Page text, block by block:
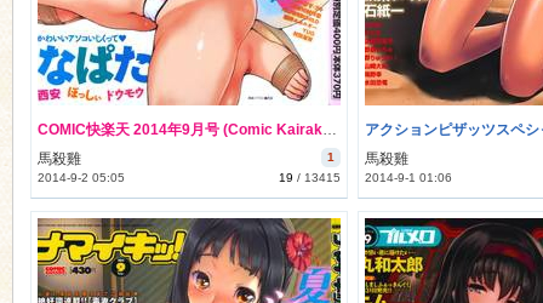
COMIC快楽天 2014年9月号 (Comic Kairakuten 2014-09) #All Links Fixed
1
馬殺雞
19 / 13415
2014-9-2 05:05
馬殺雞
2014-9-1 01:06